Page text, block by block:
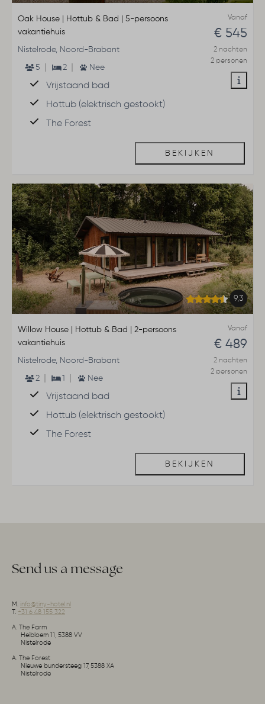
Vanaf
€ 545
2 nachten
2 personen
Oak House | Hottub & Bad | 5-persoons
vakantiehuis
Nistelrode, Noord-Brabant
5 2 Nee
Vrijstaand bad
Hottub (elektrisch gestookt)
The Forest
BEKIJKEN
9,3
Vanaf
€ 489
2 nachten
2 personen
Willow House | Hottub & Bad | 2-persoons
vakantiehuis
Nistelrode, Noord-Brabant
2 1 Nee
Vrijstaand bad
Hottub (elektrisch gestookt)
The Forest
BEKIJKEN
Send us a message
M. info@tiny-hotel.nl
T. +31 6 48 155 322
A. The Farm
Heibloem 11, 5388 VV
Nistelrode
A. The Forest
Nieuwe bundersteeg 17, 5388 XA
Nistelrode